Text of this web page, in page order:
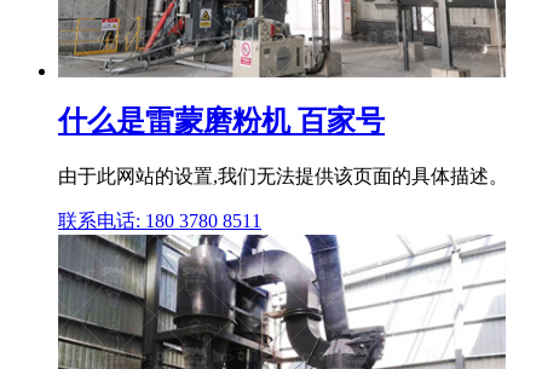
什么是雷蒙磨粉机 百家号
由于此网站的设置,我们无法提供该页面的具体描述。
联系电话: 180 3780 8511